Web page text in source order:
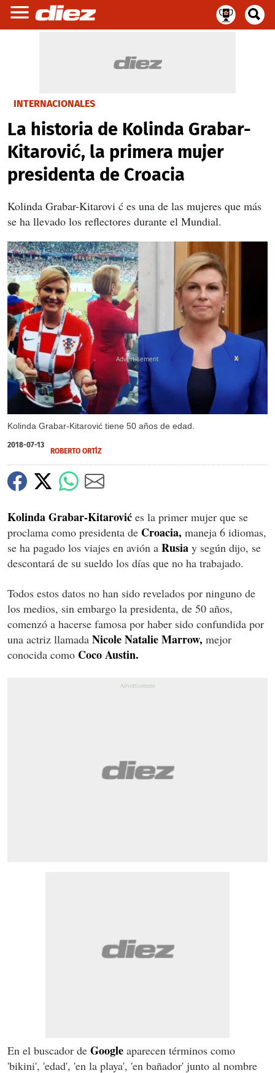
INTERNACIONALES
La historia de Kolinda Grabar-
Kitarović, la primera mujer
presidenta de Croacia
Kolinda Grabar-Kitarovi ć es una de las mujeres que más
se ha llevado los reflectores durante el Mundial.
Kolinda Grabar-Kitarović tiene 50 años de edad.
X
2018-07-13
ROBERTO ORTÍZ
Kolinda Grabar-Kitarović es la primer mujer que se
proclama como presidenta de Croacia, maneja 6 idiomas,
se ha pagado los viajes en avión a Rusia y según dijo, se
descontará de su sueldo los días que no ha trabajado.
Todos estos datos no han sido revelados por ninguno de
los medios, sin embargo la presidenta, de 50 años,
comenzó a hacerse famosa por haber sido confundida por
una actriz llamada Nicole Natalie Marrow, mejor
conocida como Coco Austin.
En el buscador de Google aparecen términos como
'bikini', 'edad', 'en la playa', 'en bañador' junto al nombre